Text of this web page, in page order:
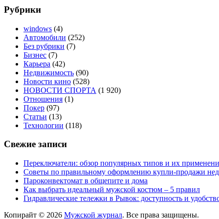
Рубрики
windows (4)
Автомобили (252)
Без рубрики (7)
Бизнес (7)
Карьера (42)
Недвижимость (90)
Новости кино (528)
НОВОСТИ СПОРТА (1 920)
Отношения (1)
Покер (97)
Статьи (13)
Технологии (118)
Свежие записи
Переключатели: обзор популярных типов и их
Советы по правильному оформлению купли-продажи
Пароконвектомат в общепите и дома
Как выбрать идеальный мужской костюм – 5 правил
Гидравлические тележки в Рывок: доступность и
Копирайт © 2026 Мужской журнал. Все права защищены.